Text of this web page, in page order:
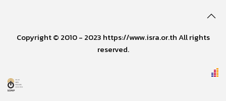
Copyright © 2010 - 2023 https://www.isra.or.th All rights
reserved.